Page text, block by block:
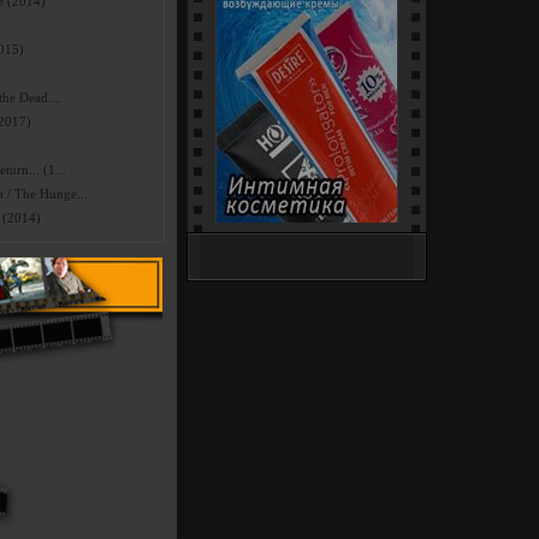
Dead....
(1...
The Hunge...